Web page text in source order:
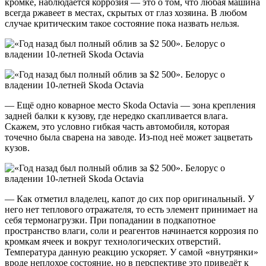
кромке, наблюдается коррозия — это о том, что любая машина
всегда ржавеет в местах, скрытых от глаз хозяина. В любом
случае критическим такое состояние пока назвать нельзя.
— Ещё одно коварное место Skoda Octavia — зона крепления
задней балки к кузову, где нередко скапливается влага.
Скажем, это условно гибкая часть автомобиля, которая
точечно была сварена на заводе. Из-под неё может зацветать
кузов.
— Как отметил владелец, капот до сих пор оригинальный. У
него нет теплового отражателя, то есть элемент принимает на
себя термонагрузки. При попадании в подкапотное
пространство влаги, соли и реагентов начинается коррозия по
кромкам ячеек и вокруг технологических отверстий.
Температура данную реакцию ускоряет. У самой «внутрянки»
вроде неплохое состояние, но в перспективе это приведёт к